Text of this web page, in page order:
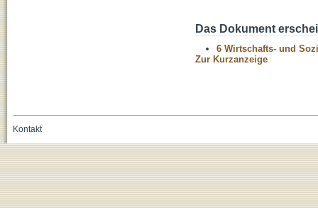
Das Dokument
6 Wirtschafts- und
Zur Kurzanzeige
Kontakt